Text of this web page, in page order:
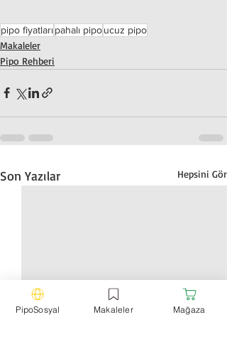
pipo fiyatları pahalı pipoucuz pipo
Makaleler
Pipo Rehberi
Son Yazılar Hepsini Gör
PipoSosyal Makaleler Mağaza